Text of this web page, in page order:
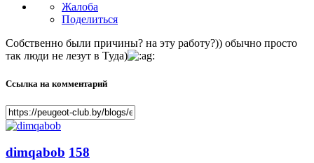
Жалоба
Поделиться
Собственно были причины? на эту работу?)) обычно просто
так люди не лезут в Туда)
Ссылка на комментарий
dimqabob 158